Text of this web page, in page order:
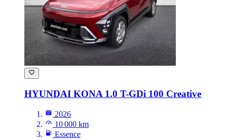
HYUNDAI KONA 1.0 T-GDi 100 Creative
2026
10 000 km
Essence